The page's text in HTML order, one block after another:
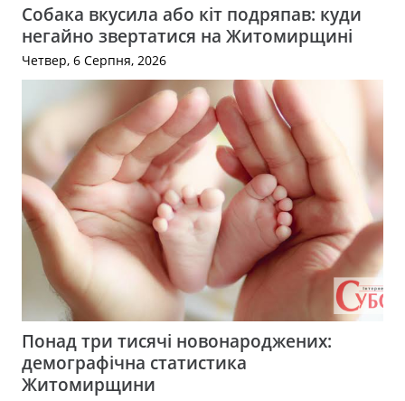
Собака вкусила або кіт подряпав: куди
негайно звертатися на Житомирщині
Четвер, 6 Серпня, 2026
Понад три тисячі новонароджених:
демографічна статистика
Житомирщини